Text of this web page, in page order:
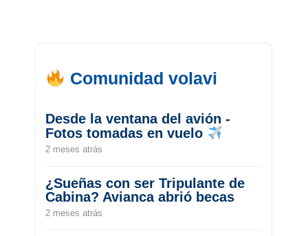
Comunidad volavi
Desde la ventana del avión -
Fotos tomadas en vuelo
2 meses atrás
¿Sueñas con ser Tripulante de
Cabina? Avianca abrió becas
2 meses atrás